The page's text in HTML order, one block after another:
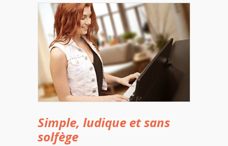
Simple, ludique et sans
solfège